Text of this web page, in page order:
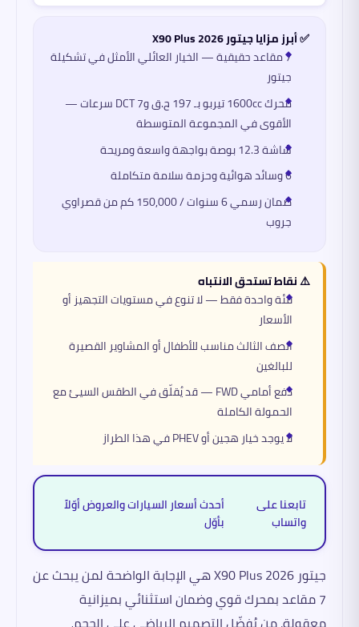
✅ أبرز مزايا جيتور X90 Plus 2026
7 مقاعد حقيقية — الخيار العائلي الأمثل في تشكيلة
جيتور
محرك 1600cc تيربو بـ 197 ح.ق وDCT 7 سرعات —
الأقوى في المجموعة المتوسطة
شاشة 12.3 بوصة بواجهة واسعة ومريحة
6 وسائد هوائية وحزمة سلامة متكاملة
ضمان رسمي 6 سنوات / 150,000 كم من قصراوي
جروب
⚠️ نقاط تستحق الانتباه
فئة واحدة فقط — لا تنوع في مستويات التجهيز أو
الأسعار
الصف الثالث مناسب للأطفال أو المشاوير القصيرة
للبالغين
دفع أمامي FWD — قد يُقلّق في الطقس السيئ مع
الحمولة الكاملة
لا يوجد خيار هجين أو PHEV في هذا الطراز
تابعنا على
واتساب
أحدث أسعار السيارات والعروض أوّلاً
بأوّل
جيتور X90 Plus 2026 هي الإجابة الواضحة لمن يبحث عن
7 مقاعد بمحرك قوي وضمان استثنائي بميزانية